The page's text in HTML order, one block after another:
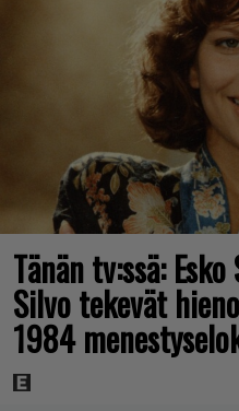
Tänän tv:ssä:
Silvo tekevät
1984